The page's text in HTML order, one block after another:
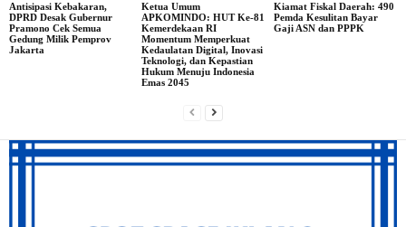
Antisipasi Kebakaran,
DPRD Desak Gubernur
Pramono Cek Semua
Gedung Milik Pemprov
Jakarta
Ketua Umum
APKOMINDO: HUT Ke-81
Kemerdekaan RI
Momentum Memperkuat
Kedaulatan Digital, Inovasi
Teknologi, dan Kepastian
Hukum Menuju Indonesia
Emas 2045
Kiamat Fiskal Daerah: 490
Pemda Kesulitan Bayar
Gaji ASN dan PPPK